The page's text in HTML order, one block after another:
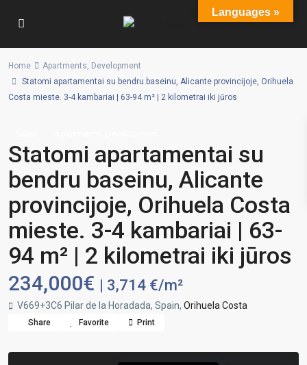
Home Apartments, Development
Statomi apartamentai su bendru baseinu, Alicante provincijoje, Orihuela
Costa mieste. 3-4 kambariai | 63-94 m² | 2 kilometrai iki jūros
Statomi apartamentai su
bendru baseinu, Alicante
provincijoje, Orihuela Costa
mieste. 3-4 kambariai | 63-
94 m² | 2 kilometrai iki jūros
234,000€ | 3,714 €/m²
V669+3C6 Pilar de la Horadada, Spain, Orihuela Costa
Share Favorite Print
Languages »